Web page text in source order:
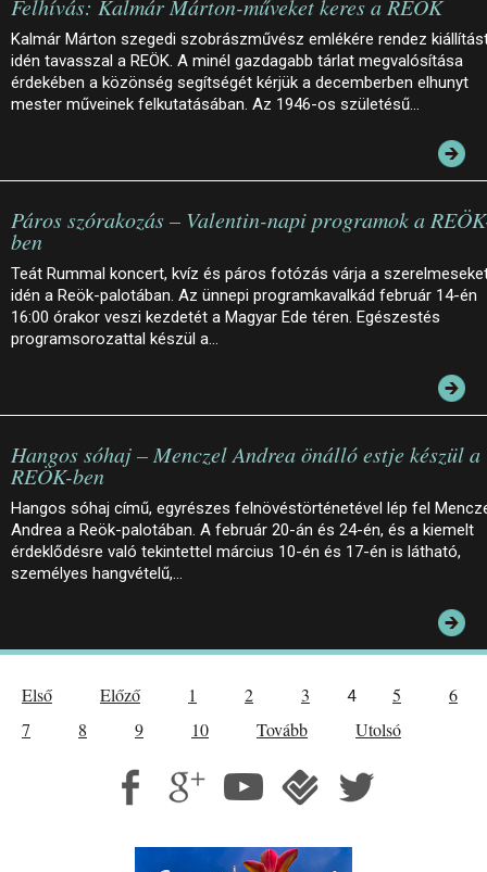
Felhívás: Kalmár Márton-műveket keres a REÖK
Kalmár Márton szegedi szobrászművész emlékére rendez
idén tavasszal a REÖK. A minél gazdagabb tárlat megvalósítása
érdekében a közönség segítségét kérjük a decemberben elhunyt
mester műveinek felkutatásában. Az 1946-os születésű…
Páros szórakozás – Valentin-napi programok a
ben
Teát Rummal koncert, kvíz és páros fotózás várja a
idén a Reök-palotában. Az ünnepi programkavalkád február 14-én
16:00 órakor veszi kezdetét a Magyar Ede téren. Egészestés
programsorozattal készül a…
Hangos sóhaj – Menczel Andrea önálló estje készül a
REÖK-ben
Hangos sóhaj című, egyrészes felnövéstörténetével lép fel
Andrea a Reök-palotában. A február 20-án és 24-én, és a kiemelt
érdeklődésre való tekintettel március 10-én és 17-én is látható,
személyes hangvételű,…
Első Előző 1 2 3 4 5
6
7
8 9 10 Tovább Utolsó